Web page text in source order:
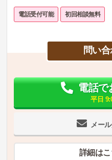
電話受付可能 初回相談無料
問い
メー
電話で
平日
詳細はこ